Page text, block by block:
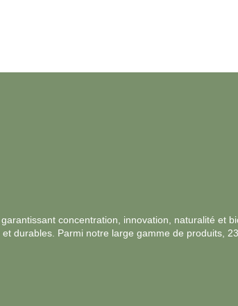
concentration, innovation, naturalité et
durables. Parmi notre large gamme de produits,